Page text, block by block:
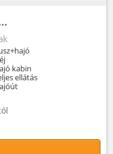
kabin
ellátás